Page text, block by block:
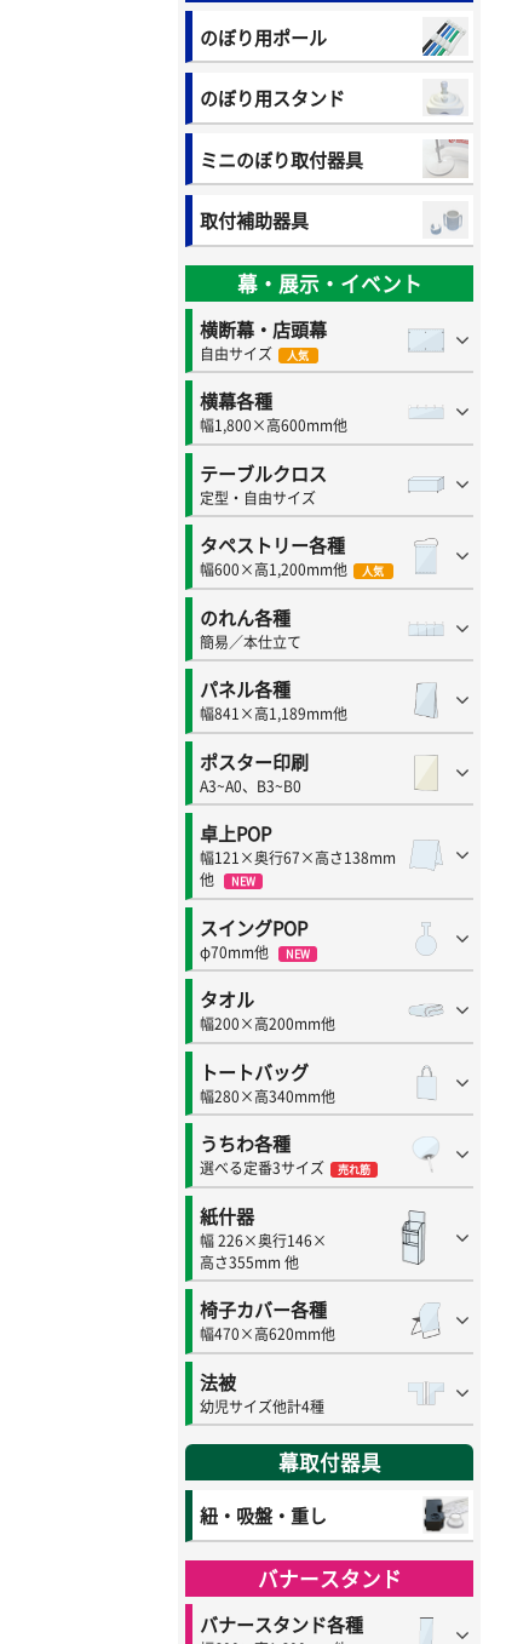
のぼり用ポール
のぼり用スタンド
ミニのぼり取付器具
取付補助器具
幕・展示・イベント
横断幕・店頭幕
自由サイズ 人気
横幕各種
幅1,800×高600mm他
テーブルクロス
定型・自由サイズ
タペストリー各種
幅600×高1,200mm他 人気
のれん各種
簡易／本仕立て
パネル各種
幅841×高1,189mm他
ポスター印刷
A3~A0、B3~B0
卓上POP
幅121×奥行67×高さ138mm
他
NEW
スイングPOP
φ70mm他 NEW
タオル
幅200×高200mm他
トートバッグ
幅280×高340mm他
うちわ各種
選べる定番3サイズ 売れ筋
紙什器
幅 226×奥行146×
高さ355mm 他
椅子カバー各種
幅470×高620mm他
法被
幼児サイズ他計4種
幕取付器具
紐・吸盤・重し
バナースタンド
バナースタンド各種